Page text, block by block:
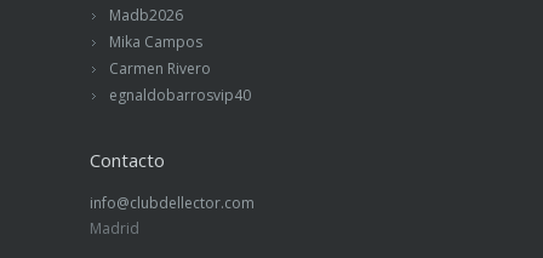
Madb2026
Mika Campos
Carmen Rivero
egnaldobarrosvip40
Contacto
info@clubdellector.com
Madrid